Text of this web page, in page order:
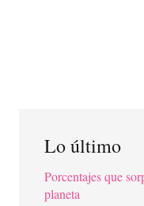
Lo último
Porcentajes que
planeta